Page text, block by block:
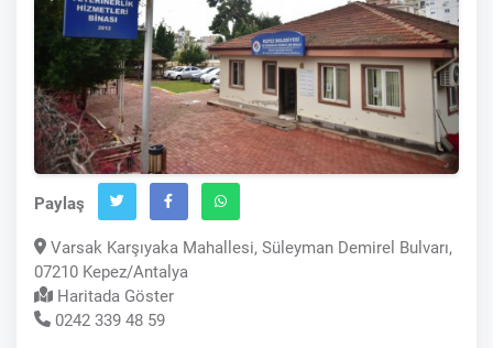
Paylaş
Varsak Karşıyaka Mahallesi, Süleyman Demirel Bulvarı,
07210 Kepez/Antalya
Haritada Göster
0242 339 48 59